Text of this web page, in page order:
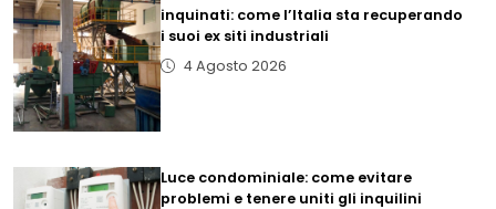
inquinati: come l’Italia sta recuperando
i suoi ex siti industriali
4 Agosto 2026
Luce condominiale: come evitare
problemi e tenere uniti gli inquilini